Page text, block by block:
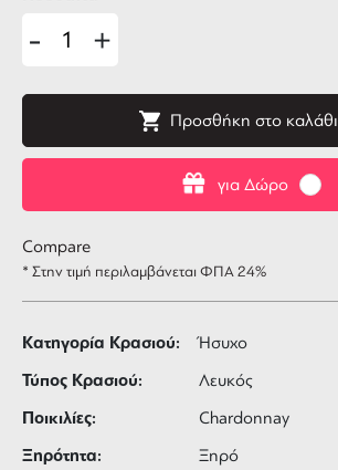
για Δώρο
- +
Προσθήκη στο καλάθι
Compare
* Στην τιμή περιλαμβάνεται ΦΠΑ 24%
Κατηγορία Κρασιού: Ήσυχο
Τύπος Κρασιού: Λευκός
Ποικιλίες: Chardonnay
Ξηρότητα: Ξηρό